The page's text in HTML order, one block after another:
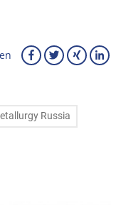
Russia